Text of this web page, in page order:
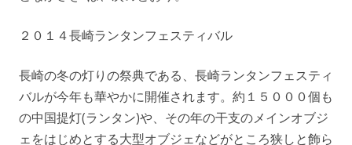
２０１４長崎ランタンフェスティバル
長崎の冬の灯りの祭典である、長崎ランタンフェスティ
バルが今年も華やかに開催されます。約１５０００個も
の中国提灯(ランタン)や、その年の干支のメインオブジ
ェをはじめとする大型オブジェなどがところ狭しと飾ら